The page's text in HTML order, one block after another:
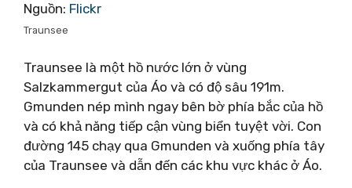
Nguồn: Flickr
Traunsee
Traunsee là một hồ nước lớn ở vùng
Salzkammergut của Áo và có độ sâu 191m.
Gmunden nép mình ngay bên bờ phía bắc của hồ
và có khả năng tiếp cận vùng biển tuyệt vời. Con
đường 145 chạy qua Gmunden và xuống phía tây
của Traunsee và dẫn đến các khu vực khác ở Áo.